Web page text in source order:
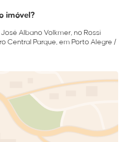
imóvel?
Albano Volkmer, no Rossi
Central Parque, em Porto Alegre /